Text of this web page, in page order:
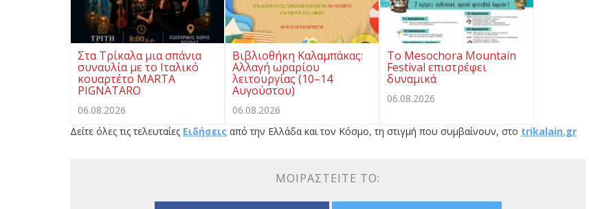
Στα Τρίκαλα μια σπάνια
συναυλία με το Ιταλικό
κουαρτέτο MARTA
PIGNATARO
06.08.2026
Βιβλιοθήκη Καλαμπάκας:
Αλλαγή ωραρίου
λειτουργίας (10–14
Αυγούστου)
06.08.2026
Το Mesochora Mountain
Festival επιστρέφει
δυναμικά
06.08.2026
Δείτε όλες τις τελευταίες Ειδήσεις από την Ελλάδα και τον Κόσμο, τη στιγμή που συμβαίνουν, στο trikalain.gr
ΜΟΙΡΑΣΤΕΊΤΕ ΤΟ: